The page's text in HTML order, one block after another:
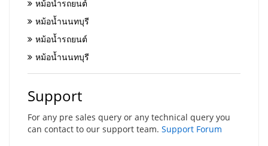
หม้อน้ำรถยนต์
หม้อน้ำนนทบุรี
หม้อน้ำรถยนต์
หม้อน้ำนนทบุรี
Support
For any pre sales query or any technical query you
can contact to our support team. Support Forum